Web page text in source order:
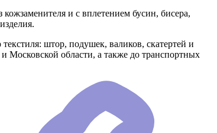
и с вплетением бусин, бисера,
штор, подушек, валиков, скатертей и
Московской области, а также до транспортных